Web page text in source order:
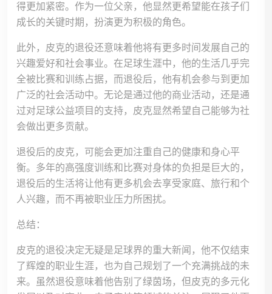
得更加紧密。作为一位父亲，他显然更希望能在孩子们
成长的关键时期，扮演更为积极的角色。
此外，皮克的退役还意味着他将有更多时间发展自己的
兴趣爱好和社会事业。在足球生涯中，他的生活几乎完
全被比赛和训练占据，而退役后，他有机会参与到更加
广泛的社会活动中。无论是通过他的商业活动，还是通
过对足球公益项目的支持，皮克显然希望自己能够为社
会做出更多贡献。
退役后的皮克，可能会更加注重自己的健康和身心平
衡。多年的高强度训练和比赛对身体的负担是巨大的，
退役后的生活将让他有更多机会去享受家庭、旅行和个
人兴趣，而不再被职业压力所困扰。
总结：
皮克的退役决定无疑是足球界的重大新闻，他不仅结束
了辉煌的职业生涯，也为自己规划了一个充满挑战的未
来。虽然退役意味着他告别了绿茵场，但皮克的多元化